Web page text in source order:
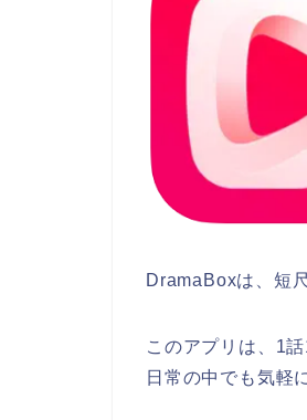
DramaBoxは、短
このアプリは、1
日常の中でも気軽